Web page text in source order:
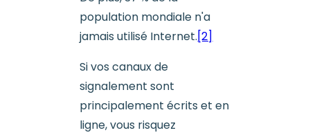
population mondiale n'a
jamais utilisé Internet.[2]
Si vos canaux de
signalement sont
principalement écrits et en
ligne, vous risquez